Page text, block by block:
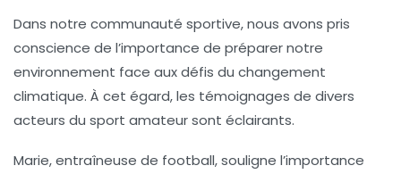
Dans notre communauté sportive, nous avons pris
conscience de l’importance de préparernotre
environnement face aux défis du changement
climatique. À cet égard, les témoignages de divers
acteurs du sport amateur sont éclairants.
Marie, entraîneuse de football, souligne l’importance